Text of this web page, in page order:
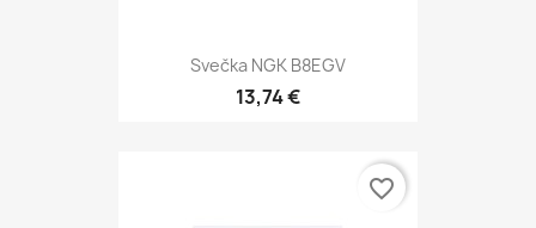
Svečka NGK B8EGV
13,74 €
favorite_border